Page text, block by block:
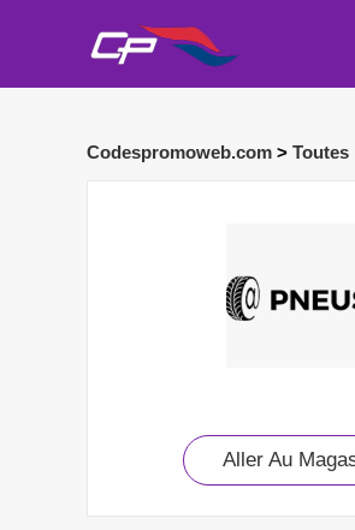
Codespromoweb.com > Toutes
Aller Au